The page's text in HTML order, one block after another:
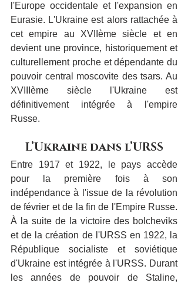
l'Europe occidentale et l'expansion en
Eurasie. L'Ukraine est alors rattachée à
cet empire au XVIIème siècle et en
devient une province, historiquement et
culturellement proche et dépendante du
pouvoir central moscovite des tsars. Au
XVIIIème siècle l'Ukraine est
définitivement intégrée à l'empire
Russe.
L’Ukraine dans l’URSS
Entre 1917 et 1922, le pays accède
pour la première fois à son
indépendance à l'issue de la révolution
de février et de la fin de l'Empire Russe.
À la suite de la victoire des bolcheviks
et de la création de l'URSS en 1922, la
République socialiste et soviétique
d'Ukraine est intégrée à l'URSS. Durant
les années de pouvoir de Staline,